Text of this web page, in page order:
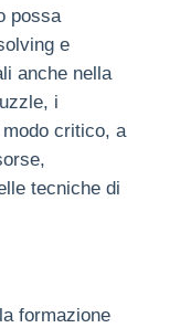
possa
e
anche nella
i
critico, a
tecniche di
formazione